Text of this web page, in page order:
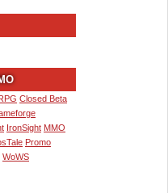
Closed Beta
IronSight MMO
Promo
WoWS